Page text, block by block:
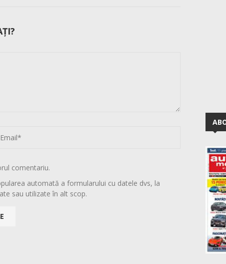
comentariu.
automată a formularului cu datele dvs, la
sau utilizate în alt scop.